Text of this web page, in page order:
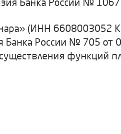
Банка России №
(ИНН 6608003052
Банка России № 705 от
функций